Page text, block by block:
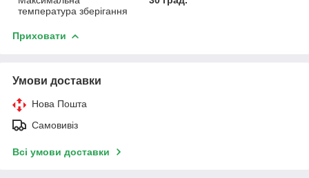
температура зберігання
Приховати
Умови доставки
Нова Пошта
Самовивіз
Всі умови доставки